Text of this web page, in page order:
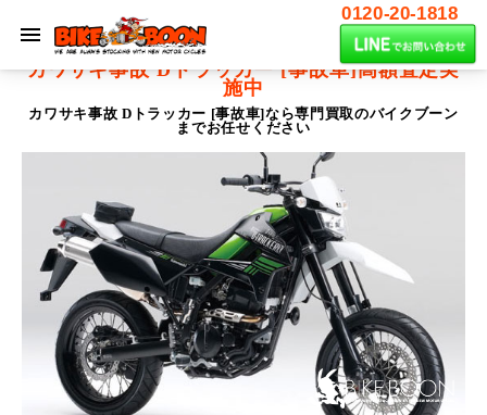
0120-20-1818
カワサキ事故 Dトラッカー [事故車]高額査定実
施中
カワサキ事故 Dトラッカー [事故車]なら専門買取のバイクブーン
までお任せください